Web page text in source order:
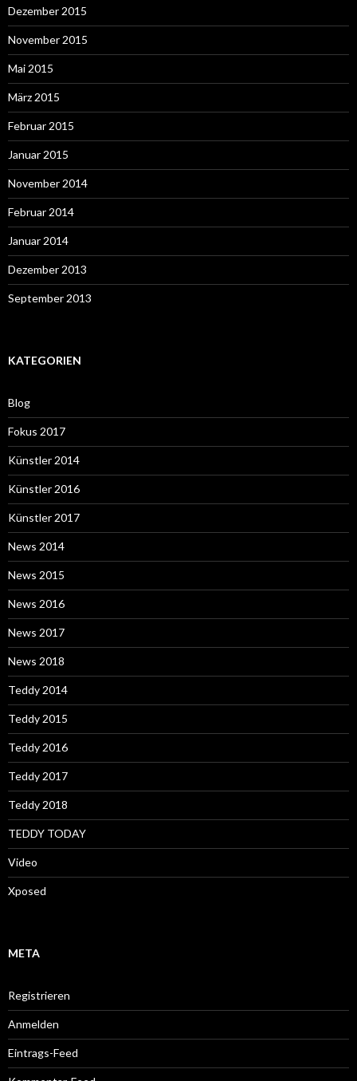
Dezember 2015
November 2015
Mai 2015
März 2015
Februar 2015
Januar 2015
November 2014
Februar 2014
Januar 2014
Dezember 2013
September 2013
KATEGORIEN
Blog
Fokus 2017
Künstler 2014
Künstler 2016
Künstler 2017
News 2014
News 2015
News 2016
News 2017
News 2018
Teddy 2014
Teddy 2015
Teddy 2016
Teddy 2017
Teddy 2018
TEDDY TODAY
Video
Xposed
META
Registrieren
Anmelden
Eintrags-Feed